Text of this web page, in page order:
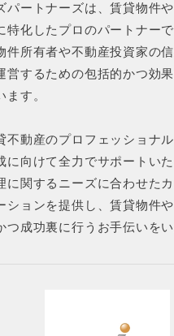
パートナーズは、賃貸物件
特化したプロのパートナーで
件所有者や不動産投資家の
営するための包括的かつ効
ます。
不動産のプロフェッショナ
に向けて全力でサポートいた
に関するニーズに合わせた
ションを提供し、賃貸物件
つ成功裏に行うお手伝いをい